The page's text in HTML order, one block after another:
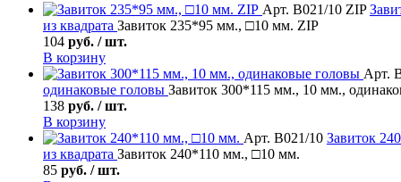
Арт. В021/10 ZIP
из квадрата Завиток 235*95 мм., □10 мм. ZIP
104 руб. / шт.
В корзину
Арт.
одинаковые головы Завиток 300*115 мм., 10 мм.,
138 руб. / шт.
В корзину
Арт. В021/10 Завиток
из квадрата Завиток 240*110 мм., □10 мм.
85 руб. / шт.